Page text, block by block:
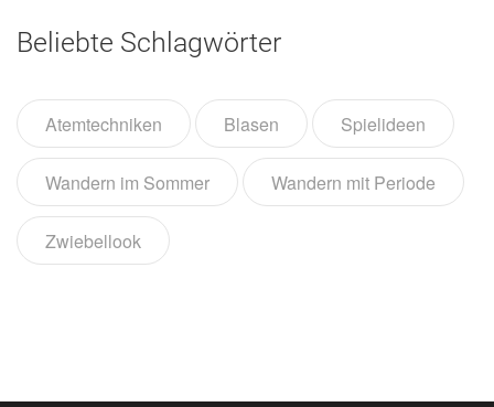
Beliebte Schlagwörter
Atemtechniken Blasen Spielideen
Wandern im Sommer Wandern mit Periode
Zwiebellook